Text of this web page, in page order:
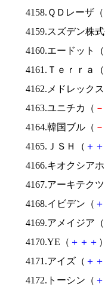
4158.ＱＤレーザ（
4159.スズデン株
4160.エードット（
4161.Ｔｅｒｒａ（
4162.メドレック
4163.ユニチカ（ －
4164.韓国ブル（ －
4165.ＪＳＨ（ ＋ ＋
4166.キオクシア
4167.アーキテク
4168.イビデン（ ＋
4169.アメイジア（
4170.YE（ ＋ ＋ ＋
4171.アイズ（ ＋ ＋
4172.トーシン（ ＋